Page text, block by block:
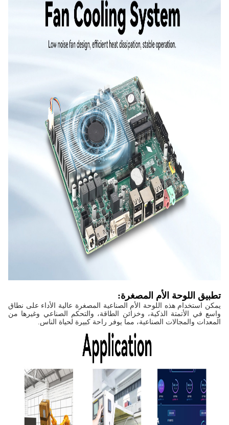
تطبيق اللوحة الأم المصغرة:
يمكن استخدام هذه اللوحة الأم الصناعية المصغرة عالية الأداء على نطاق
واسع في الأتمتة الذكية، وخزائن الطاقة، والتحكم الصناعي وغيرها من
المعدات والمجالات الصناعية، مما يوفر راحة كبيرة لحياة الناس.